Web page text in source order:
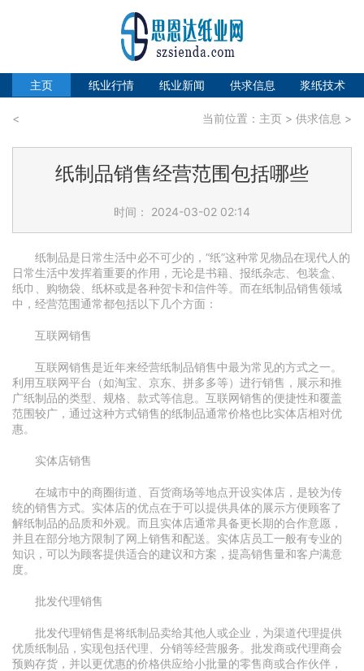
主页 纸业行情 纸业新闻 供求信息 浆纸技术
< 当前位置： 主页 > 供求信息 >
纸制品销售经营范围包括哪些
时间： 2024-03-02 02:14
纸制品是日常生活中必不可少的，“纸”这种常见物品在现代人的
日常生活中发挥着重要的作用，无论是书籍、报纸杂志、包装盒、
纸巾、购物袋、纸杯或是各种贺卡和信件等。而在纸制品销售领域
中，经营范围通常都包括以下几个方面：
互联网销售
互联网销售是近年来经营纸制品销售中最为常见的方式之一。
利用互联网平台（如淘宝、京东、拼多多等）进行销售，展示和推
广纸制品的类型、规格、款式等信息。互联网销售的便捷性和覆盖
范围较广，通过这种方式销售的纸制品通常价格也比实体店相对优
惠。
实体店销售
在城市中的商圈街道、百货商场等地点开设实体店，是较为传
统的销售方式。实体店的优点在于可以提供具体的展示方便顾客了
解纸制品的品质和外观。而且实体店通常具备更长期的合作意愿，
并且在部分地方限制了网上销售和配送。实体店员工一般有专业的
知识，可以为顾客提供适合的建议和方案，提高销售量和客户满意
度。
批发代理销售
批发代理销售是将纸制品卖给其他人或企业，为渠道代理提供
优质纸制品，实现包括代理、分销等经营服务。批发商或代理商会
预购存货，并以更优惠的价格供应给小批量的零售商或合作伙伴，